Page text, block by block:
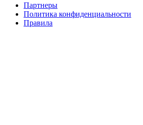
Партнеры
Политика конфиденциальности
Правила